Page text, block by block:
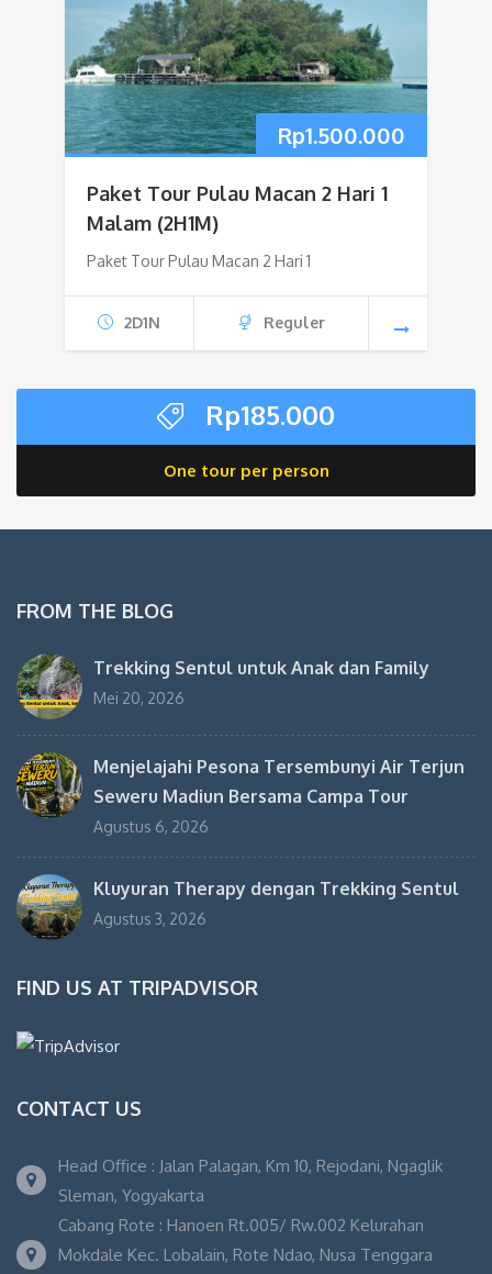
Rp1.500.000
Paket Tour Pulau Macan 2 Hari 1
Malam (2H1M)
Paket Tour Pulau Macan 2 Hari 1
2D1N Reguler
Rp185.000
One tour per person
FROM THE BLOG
Trekking Sentul untuk Anak dan Family
Mei 20, 2026
Menjelajahi Pesona Tersembunyi Air Terjun
Seweru Madiun Bersama Campa Tour
Agustus 6, 2026
Kluyuran Therapy dengan Trekking Sentul
Agustus 3, 2026
FIND US AT TRIPADVISOR
CONTACT US
Head Office : Jalan Palagan, Km 10, Rejodani, Ngaglik
Sleman, Yogyakarta
Cabang Rote : Hanoen Rt.005/ Rw.002 Kelurahan
Mokdale Kec. Lobalain, Rote Ndao, Nusa Tenggara